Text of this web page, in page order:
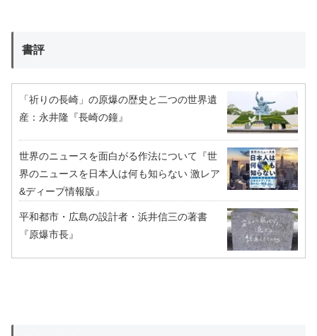
書評
「祈りの長崎」の原爆の歴史と二つの世界遺
産：永井隆『長崎の鐘』
世界のニュースを面白がる作法について『世
界のニュースを日本人は何も知らない 激レア
&ディープ情報版』
平和都市・広島の設計者・浜井信三の著書
『原爆市長』